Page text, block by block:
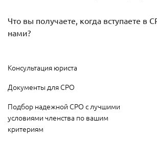
Что вы получаете, когда вступаете в
нами?
Консультация юриста
Документы для СРО
Подбор надежной СРО с лучшими
условиями членства по вашим
критериям